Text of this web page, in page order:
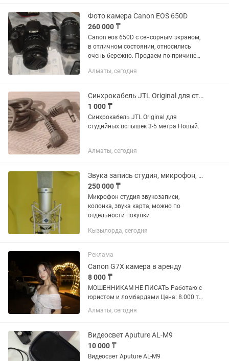
Фото камера Canon EOS 650D
260 000 ₸
Canon eos 650D с сенсорным экраном,
в отличном состоянии, относились
очень бережно. Продаем по причине
объектива: Canon Speedlite 320EX — это
Алматы, сегодня
Синхрокабель JTL Original для студийных вспышек 3-5 метра
1 000 ₸
Синхрокабель JTL Original для
студийных вспышек 3-5 метра Новый.
Алматы, сегодня
Звука запись студия, микрофон, карта, колонка
250 000 ₸
Микрофон студия звукозаписи,
колонка, звука карта, можно по
отдельности покупки
Кызылорда, сегодня
Реклама
Canon G7X камера в аренду
8 000 ₸
МОШЕННИКАМ НЕ ПИСАТЬ Работаю с
юристом и ломбардами Цена: 8.000 тг
за сутки 12:00 забираете (или позже)
11:00 на следующий день возвращаете
выпускных, для узату,...
Алматы, сегодня
Видеосвет Aputure AL-M9
10 000 ₸
Видеосвет Aputure AL-M9